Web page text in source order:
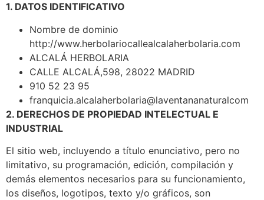
1. DATOS IDENTIFICATIVO
Nombre de dominio
http://www.herbolariocallealcalaherbolaria.com
ALCALÁ HERBOLARIA
CALLE ALCALÁ,598, 28022 MADRID
910 52 23 95
franquicia.alcalaherbolaria@laventananaturalcom
2. DERECHOS DE PROPIEDAD INTELECTUAL E
INDUSTRIAL
El sitio web, incluyendo a título enunciativo, pero no
limitativo, su programación, edición, compilación y
demás elementos necesarios para su funcionamiento,
los diseños, logotipos, texto y/o gráficos, son